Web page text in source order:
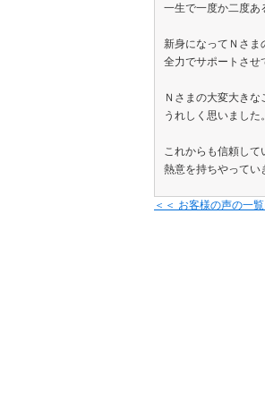
一生で一度か二度あ
新身になってＮさま
全力でサポートさせ
Ｎさまの大変大き
うれしく思いました。
これからも信頼して
熱意を持ちやってい
＜＜ お客様の声の一